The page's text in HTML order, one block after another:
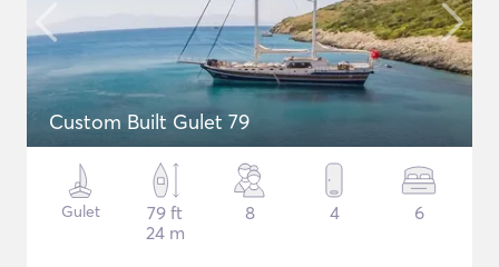
Custom Built Gulet 79
Gulet
79 ft
24 m
8 4 6